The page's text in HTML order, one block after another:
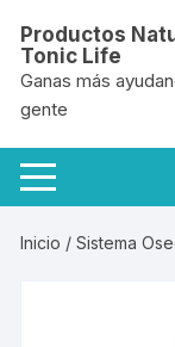
contenido
Productos
Tonic Life
Ganas más
gente
Inicio /Sistema